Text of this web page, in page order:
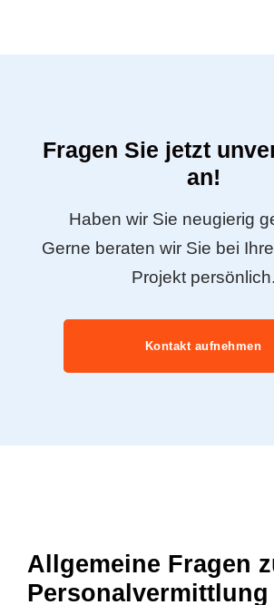
Fragen Sie jetzt
an!
Haben wir Sie neugierig
Gerne beraten wir Sie bei
Projekt persönlich.
Kontakt aufnehmen
Allgemeine Fragen